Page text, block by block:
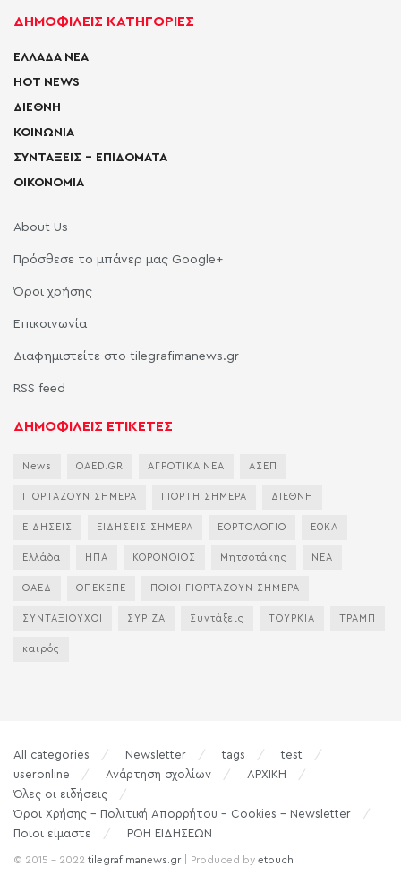
ΔΗΜΟΦΙΛΕΙΣ ΚΑΤΗΓΟΡΙΕΣ
ΕΛΛΑΔΑ ΝΕΑ
HOT NEWS
ΔΙΕΘΝΗ
ΚΟΙΝΩΝΙΑ
ΣΥΝΤΑΞΕΙΣ – ΕΠΙΔΟΜΑΤΑ
ΟΙΚΟΝΟΜΙΑ
About Us
Πρόσθεσε το μπάνερ μας Google+
Όροι χρήσης
Επικοινωνία
Διαφημιστείτε στο tilegrafimanews.gr
RSS feed
ΔΗΜΟΦΙΛΕΙΣ ΕΤΙΚΕΤΕΣ
News OAED.GR ΑΓΡΟΤΙΚΑ ΝΕΑ ΑΣΕΠ
ΓΙΟΡΤΑΖΟΥΝ ΣΗΜΕΡΑ ΓΙΟΡΤΗ ΣΗΜΕΡΑ ΔΙΕΘΝΗ
ΕΙΔΗΣΕΙΣ ΕΙΔΗΣΕΙΣ ΣΗΜΕΡΑ ΕΟΡΤΟΛΟΓΙΟ ΕΦΚΑ
Ελλάδα ΗΠΑ ΚΟΡΟΝΟΙΟΣ Μητσοτάκης ΝΕΑ
ΟΑΕΔ ΟΠΕΚΕΠΕ ΠΟΙΟΙ ΓΙΟΡΤΑΖΟΥΝ ΣΗΜΕΡΑ
ΣΥΝΤΑΞΙΟΥΧΟΙ ΣΥΡΙΖΑ Συντάξεις ΤΟΥΡΚΙΑ ΤΡΑΜΠ
καιρός
All categories Newsletter tags
test
useronline
Ανάρτηση σχολίων
ΑΡΧΙΚΗ
Όλες οι ειδήσεις
Όροι Χρήσης – Πολιτική Απορρήτου – Cookies – Newsletter
Ποιοι είμαστε
ΡΟΗ ΕΙΔΗΣΕΩΝ
© 2015 - 2022 tilegrafimanews.gr| Produced by etouch